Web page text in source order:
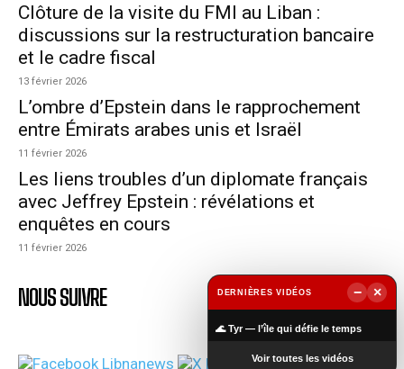
Clôture de la visite du FMI au Liban :
discussions sur la restructuration bancaire
et le cadre fiscal
13 février 2026
L’ombre d’Epstein dans le rapprochement
entre Émirats arabes unis et Israël
11 février 2026
Les liens troubles d’un diplomate français
avec Jeffrey Epstein : révélations et
enquêtes en cours
11 février 2026
NOUS SUIVRE DERNIÈRES VIDÉOS −
×
🌊 Tyr — l’île qui défie le temps
Voir toutes les vidéos